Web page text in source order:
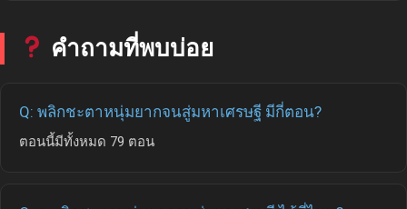
คำถามที่พบบ่อย
Q: พลิกชะตาหนุ่มยากจนสู่มหาเศรษฐี มีกี่ตอน?
ตอนนี้มีทั้งหมด 79 ตอน